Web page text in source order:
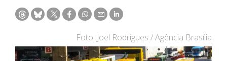
Foto: Joel Rodrigues / Agência Brasília